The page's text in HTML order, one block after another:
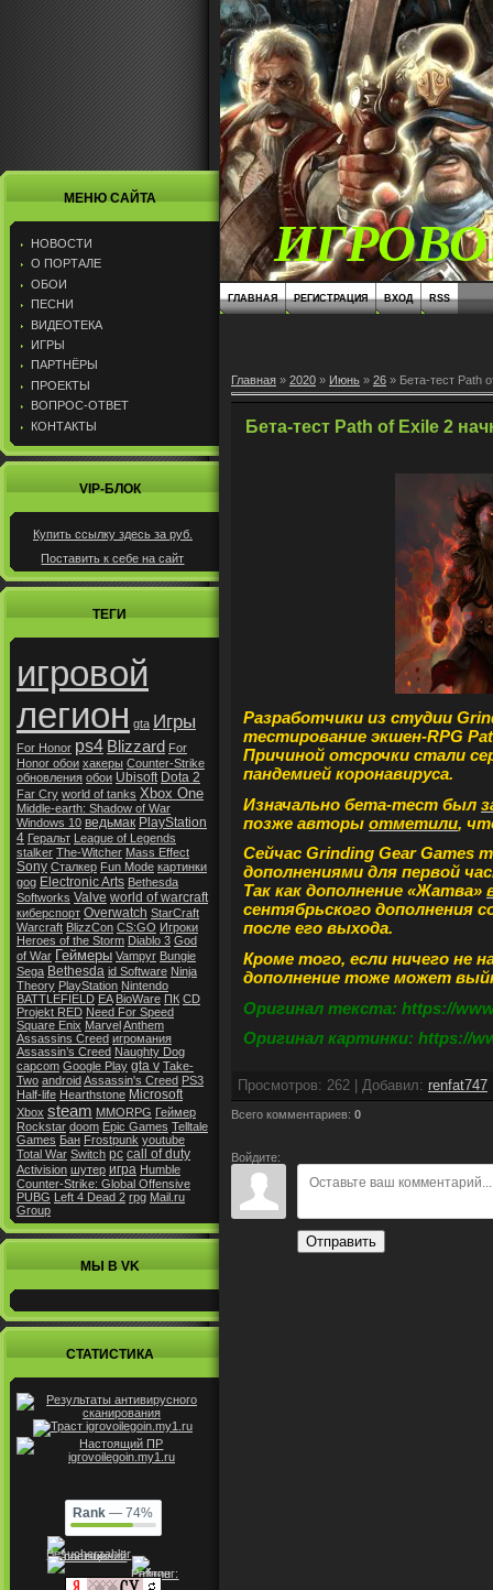
МЕНЮ САЙТА
НОВОСТИ
О ПОРТАЛЕ
ОБОИ
ПЕСНИ
ВИДЕОТЕКА
ИГРЫ
ПАРТНЁРЫ
ПРОЕКТЫ
ВОПРОС-ОТВЕТ
КОНТАКТЫ
VIP-БЛОК
Купить ссылку здесь за руб.
Поставить к себе на сайт
ТЕГИ
игровой
легион gta Игры
For Honor ps4 Blizzard For
Honor обои хакеры Counter-Strike
обновления обои Ubisoft Dota 2
Far Cry world of tanks Xbox One
Middle-earth: Shadow of War
Windows 10 ведьмак PlayStation
4 Геральт League of Legends
stalker The-Witcher Mass Effect
Sony Сталкер Fun Mode картинки
gog Electronic Arts Bethesda
Softworks Valve world of warcraft
киберспорт Overwatch StarCraft
Warcraft BlizzCon CS:GO Игроки
Heroes of the Storm Diablo 3 God
of War Геймеры Vampyr Bungie
Sega Bethesda id Software Ninja
Theory PlayStation Nintendo
BATTLEFIELD EA BioWare ПК CD
Projekt RED Need For Speed
Square Enix MarvelAnthem
Assassins Creed игромания
Assassin’s Creed Naughty Dog
capcom Google Play gta v Take-
Two androidAssassin's Creed PS3
Half-life Hearthstone Microsoft
Xbox steam MMORPG Геймер
Rockstar doom Epic Games Telltale
Games Бан Frostpunk youtube
Total War Switch pc call of duty
Activision шутер игра Humble
Counter-Strike: Global Offensive
PUBG Left 4 Dead 2 rpg Mail.ru
Group
МЫ В VK
СТАТИСТИКА
Rank — 74%
ГЛАВНАЯ РЕГИСТРАЦИЯ ВХОД RSS
Главная » 2020 » Июнь » 26 » Бета-тест Path
Бета-тест Path of Exile 2
Разработчики из студии
тестирование экшен-RPG
Причиной отсрочки стали
пандемией коронавируса.
Изначально бета-тест был
позже авторы отметили,
Сейчас Grinding Gear Games
дополнениями для первой
Так как дополнение «Жатва»
сентябрьского дополнения
после его выхода.
Кроме того, если ничего не
дополнение тоже может
Оригинал текста: https://
Оригинал картинки: https://
Просмотров: 262 | Добавил: renfat747
Всего комментариев: 0
Войдите:
Отправить